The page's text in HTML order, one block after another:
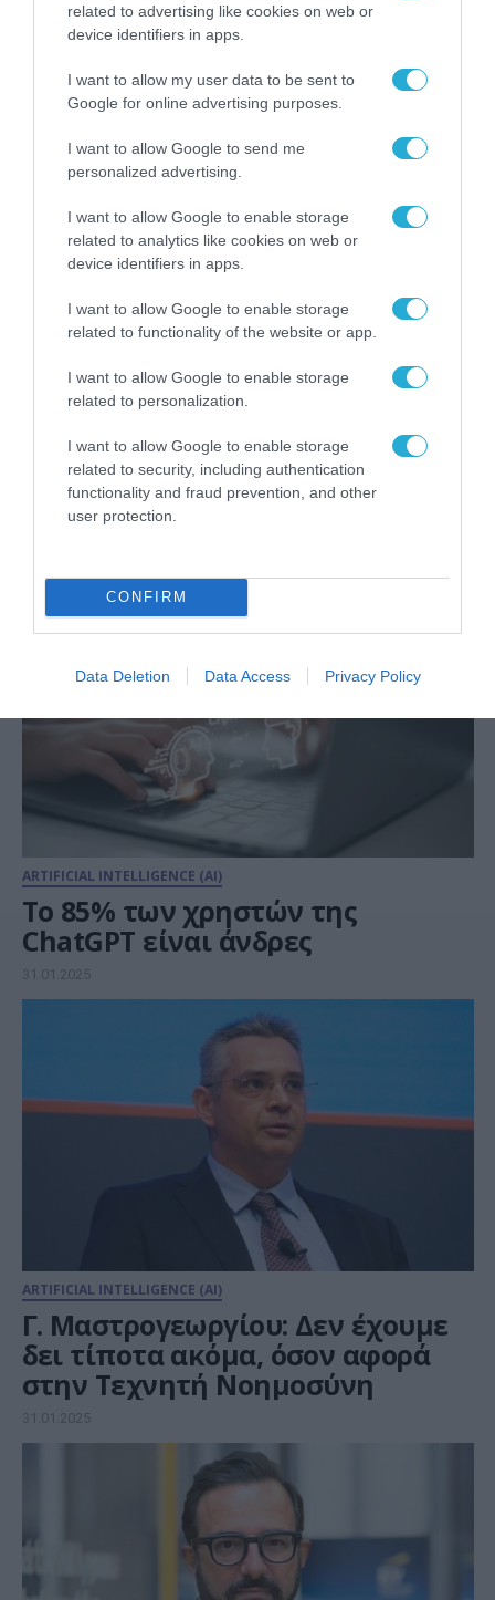
related to advertising like cookies on web or
device identifiers in apps.
I want to allow my user data to be sent to
Google for online advertising purposes.
I want to allow Google to send me
personalized advertising.
I want to allow Google to enable storage
related to analytics like cookies on web or
device identifiers in apps.
I want to allow Google to enable storage
related to functionality of the website or app.
I want to allow Google to enable storage
related to personalization.
I want to allow Google to enable storage
related to security, including authentication
functionality and fraud prevention, and other
user protection.
CONFIRM
Data Deletion Data Access Privacy Policy
Microsoft και Meta
“αγκαλιάζουν” την κινεζική
πλατφόρμα Deepseek
Galaxy Tech Forum:
Διαμορφώνοντας το μέλλον με
τη βοήθεια της Τεχνητής
ARTIFICIAL INTELLIGENCE (AI)
Το 85% των χρηστών της
ChatGPT είναι άνδρες
31.01.2025
ARTIFICIAL INTELLIGENCE (AI)
Γ. Μαστρογεωργίου: Δεν έχουμε
δει τίποτα ακόμα, όσον αφορά
στην Τεχνητή Νοημοσύνη
31.01.2025